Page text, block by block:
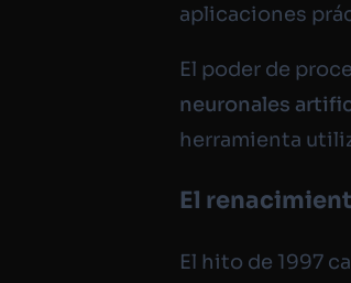
aplicaciones
El poder de
neuronales
herramienta
El
El hito de 1997